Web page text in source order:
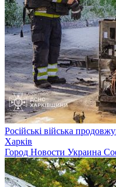
Російські війська
Харків
Город Новости Украина